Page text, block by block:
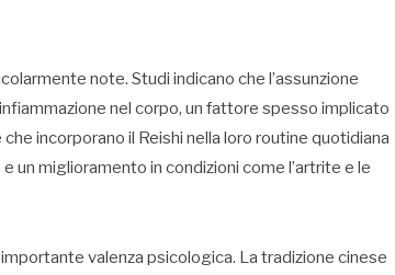
note. Studi indicano che l’assunzione
nel corpo, un fattore spesso implicato
incorporano il Reishi nella loro routine quotidiana
un miglioramento in condizioni come l’artrite e le
valenza psicologica. La tradizione cinese